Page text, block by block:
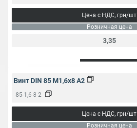
Цена с НДС, грн/шт
Розничная цена
3,35
Винт DIN 85 M1,6x8 A2
85-1,6-8-2
Цена с НДС, грн/шт
Розничная цена